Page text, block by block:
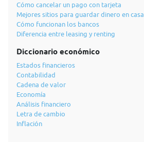
Cómo cancelar un pago con tarjeta
Mejores sitios para guardar dinero en casa
Cómo funcionan los bancos
Diferencia entre leasing y renting
Diccionario económico
Estados financieros
Contabilidad
Cadena de valor
Economía
Análisis financiero
Letra de cambio
Inflación